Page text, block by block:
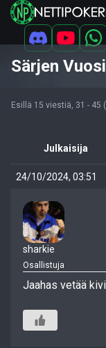
Särjen Vuosi
Esillä 15 viestiä, 31 - 45
Julkaisija
24/10/2024, 03:51
sharkie
Osallistuja
Jaahas vetää